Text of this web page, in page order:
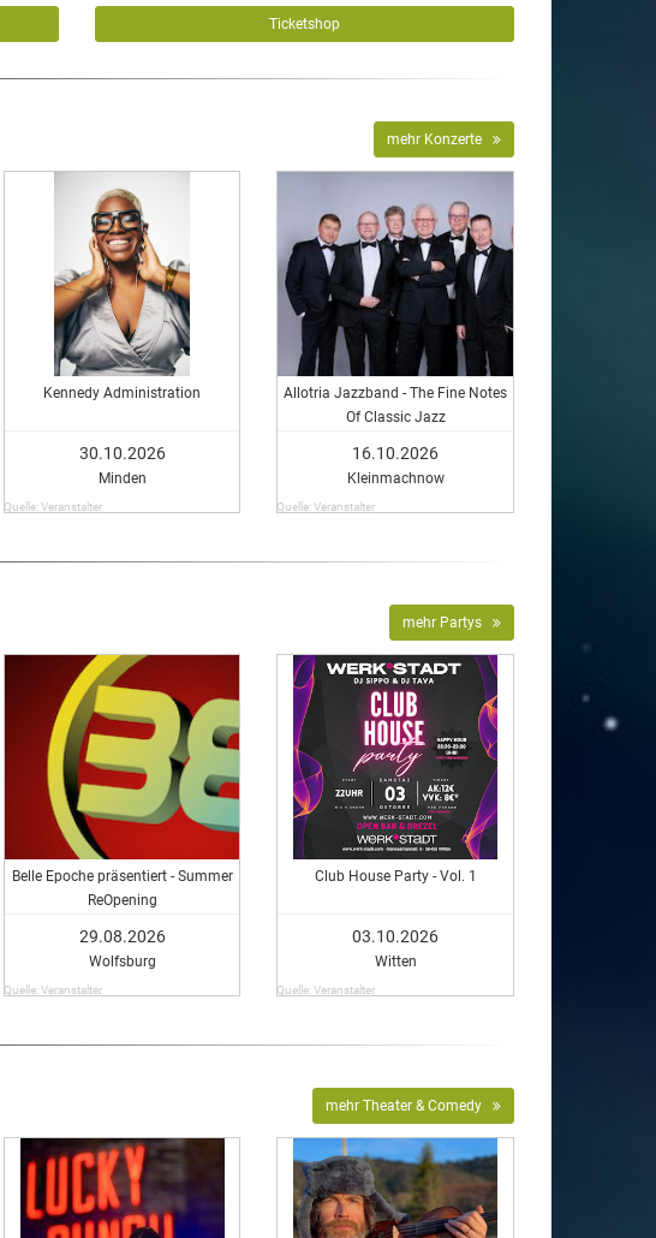
Ticketshop
mehr Konzerte
Kennedy Administration
30.10.2026
Minden
Quelle: Veranstalter
Allotria Jazzband - The Fine Notes
Of Classic Jazz
16.10.2026
Kleinmachnow
Quelle: Veranstalter
mehr Partys
Belle Epoche präsentiert - Summer
ReOpening
29.08.2026
Wolfsburg
Quelle: Veranstalter
Club House Party - Vol. 1
03.10.2026
Witten
Quelle: Veranstalter
mehr Theater & Comedy